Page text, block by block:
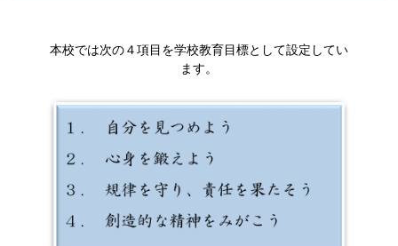
本校では次の４項目を学校教育目標として設定してい
ます。